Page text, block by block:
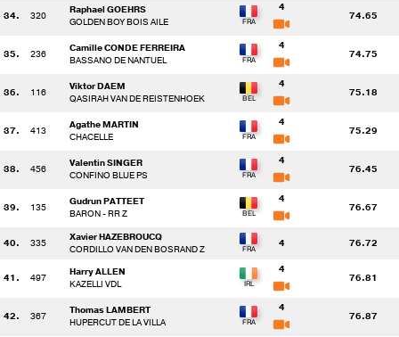
34. 320
Raphael GOEHRS
GOLDEN BOY BOIS AILE
4
74.65
35. 236
Camille CONDE FERREIRA
BASSANO DE NANTUEL
4
74.75
36. 116
Viktor DAEM
QASIRAH VAN DE REISTENHOEK
4
75.18
37. 413
Agathe MARTIN
CHACELLE
4
75.29
38. 456
Valentin SINGER
CONFINO BLUE PS
4
76.45
39. 135
Gudrun PATTEET
BARON - RR Z
4
76.67
40. 335
Xavier HAZEBROUCQ
CORDILLO VAN DEN BOSRAND Z
4 76.72
41. 497
Harry ALLEN
KAZELLI VDL
4
76.81
42. 367
Thomas LAMBERT
HUPERCUT DE LA VILLA
4
76.87